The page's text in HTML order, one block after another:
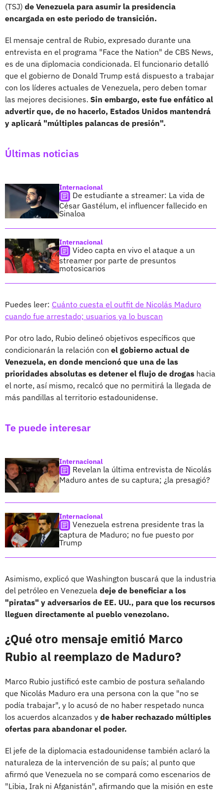
(TSJ) de Venezuela para asumir la presidencia
encargada en este periodo de transición.
El mensaje central de Rubio, expresado durante una
entrevista en el programa "Face the Nation" de CBS News,
es de una diplomacia condicionada. El funcionario detalló
que el gobierno de Donald Trump está dispuesto a trabajar
con los líderes actuales de Venezuela, pero deben tomar
las mejores decisiones. Sin embargo, este fue enfático al
advertir que, de no hacerlo, Estados Unidos mantendrá
y aplicará "múltiples palancas de presión".
Últimas noticias
Internacional
De estudiante a streamer: La vida de
César Gastélum, el influencer fallecido en
Sinaloa
Internacional
Video capta en vivo el ataque a un
streamer por parte de presuntos
motosicarios
Puedes leer: Cuánto cuesta el outfit de Nicolás Maduro
cuando fue arrestado; usuarios ya lo buscan
Por otro lado, Rubio delineó objetivos específicos que
condicionarán la relación con el gobierno actual de
Venezuela, en donde mencionó que una de las
prioridades absolutas es detener el flujo de drogas hacia
el norte, así mismo, recalcó que no permitirá la llegada de
más pandillas al territorio estadounidense.
Te puede interesar
Internacional
Revelan la última entrevista de Nicolás
Maduro antes de su captura; ¿la presagió?
Internacional
Venezuela estrena presidente tras la
captura de Maduro; no fue puesto por
Trump
Asimismo, explicó que Washington buscará que la industria
del petróleo en Venezuela deje de beneficiar a los
"piratas" y adversarios de EE. UU., para que los recursos
lleguen directamente al pueblo venezolano.
¿Qué otro mensaje emitió Marco
Rubio al reemplazo de Maduro?
Marco Rubio justificó este cambio de postura señalando
que Nicolás Maduro era una persona con la que "no se
podía trabajar", y lo acusó de no haber respetado nunca
los acuerdos alcanzados y de haber rechazado múltiples
ofertas para abandonar el poder.
El jefe de la diplomacia estadounidense también aclaró la
naturaleza de la intervención de su país; al punto que
afirmó que Venezuela no se compará como escenarios de
"Libia, Irak ni Afganistán", afirmando que la misión en este